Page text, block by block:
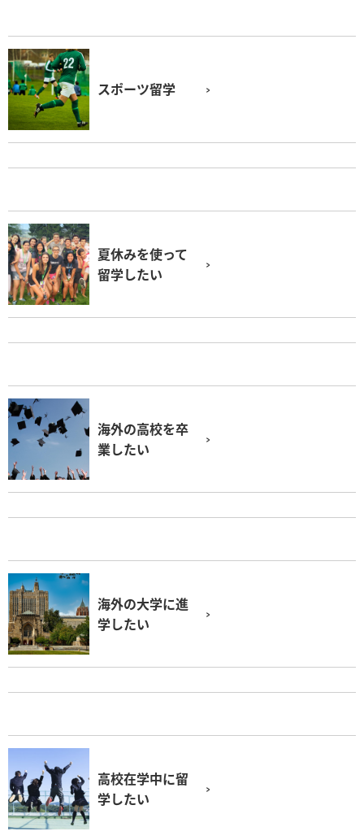
スポーツ留学
夏休みを使って
留学したい
海外の高校を卒
業したい
海外の大学に進
学したい
高校在学中に留
学したい